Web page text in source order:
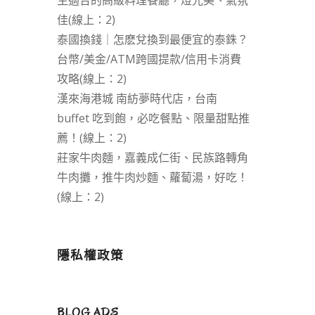
佳(線上：2)
泰國換錢｜怎麽兌換到最便宜的泰銖？
台幣/美金/ATM跨國提款/信用卡消費
攻略(線上：2)
漢來海港城 南紡夢時代店，台南
buffet 吃到飽，必吃餐點、限量甜點推
薦！(線上：2)
莊家牛肉麵，嘉義成仁街、民族路轉角
牛肉攤，推牛肉炒麵、蘿蔔湯，好吃！
(線上：2)
隱私權政策